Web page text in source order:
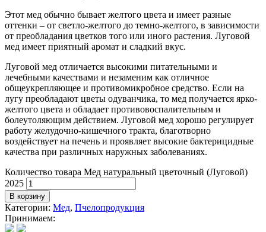
Этот мед обычно бывает желтого цвета и имеет разные
оттенки – от светло-желтого до темно-желтого, в зависимости
от преобладания цветков того или иного растения. Луговой
мед имеет приятный аромат и сладкий вкус.
Луговой мед отличается высокими питательными и
лечебными качествами и незаменим как отличное
общеукрепляющее и противомикробное средство. Если на
лугу преобладают цветы одуванчика, то мед получается ярко-
желтого цвета и обладает противовоспалительным и
болеутоляющим действием. Луговой мед хорошо регулирует
работу желудочно-кишечного тракта, благотворно
воздействует на печень и проявляет высокие бактерицидные
качества при различных наружных заболеваниях.
Количество товара Мед натуральный цветочный (Луговой)
2025
В корзину
Категории: Мед, Пчелопродукция
Принимаем: